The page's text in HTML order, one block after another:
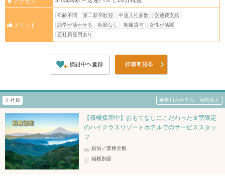
アクセス
メリット
年齢不問 第二新卒歓迎 中途入社多数
交通費支給
語学が活かせる
転勤なし 制服貸与
女性が活躍
正社員登用あり
正社員 神奈川のホテル・旅館求人
【積極採用中】おもてなしにこだわった８室限定
のハイクラスリゾートホテルでのサービススタッ
フ
宿泊／業務全般
箱根別邸